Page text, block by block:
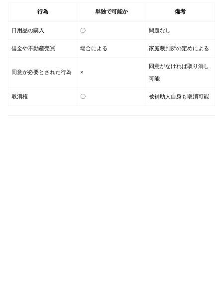
行為 単独で可能か 備考
日用品の購入 〇 問題なし
借金や不動産売買 場合による 家庭裁判所の定めによる
同意が必要とされた行為 ×
同意がなければ取り消し
可能
取消権 〇 被補助人自身も取消可能